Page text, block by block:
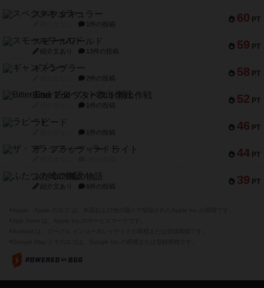
60 PT
スペクタキュラー
1件の投稿
59 PT
スモールワールド
紹介文あり 13件の投稿
58 PT
ギャンブラー
2件の投稿
52 PT
Bitter End ブタペスト救出作戦
1件の投稿
46 PT
ラピード
1件の投稿
44 PT
ザ・フラッフィー・ライト
39 PT
ふたつの城の物語
紹介文あり 6件の投稿